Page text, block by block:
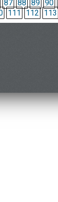
87 88 89 90
111 112 113